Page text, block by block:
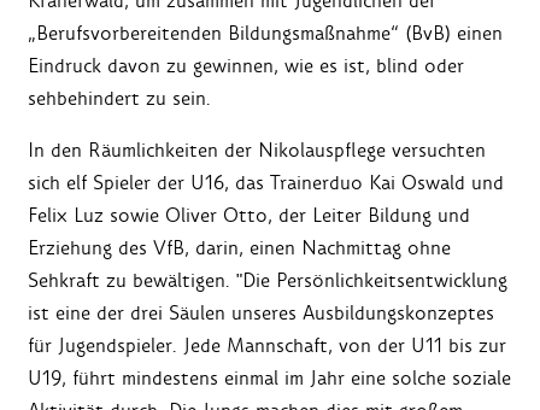
„Berufsvorbereitenden Bildungsmaßnahme“ (BvB) einen
Eindruck davon zu gewinnen, wie es ist, blind oder
sehbehindert zu sein.
In den Räumlichkeiten der Nikolauspflege versuchten
sich elf Spieler der U16, das Trainerduo Kai Oswald und
Felix Luz sowie Oliver Otto, der Leiter Bildung und
Erziehung des VfB, darin, einen Nachmittag ohne
Sehkraft zu bewältigen. "Die Persönlichkeitsentwicklung
ist eine der drei Säulen unseres Ausbildungskonzeptes
für Jugendspieler. Jede Mannschaft, von der U11 bis zur
U19, führt mindestens einmal im Jahr eine solche soziale